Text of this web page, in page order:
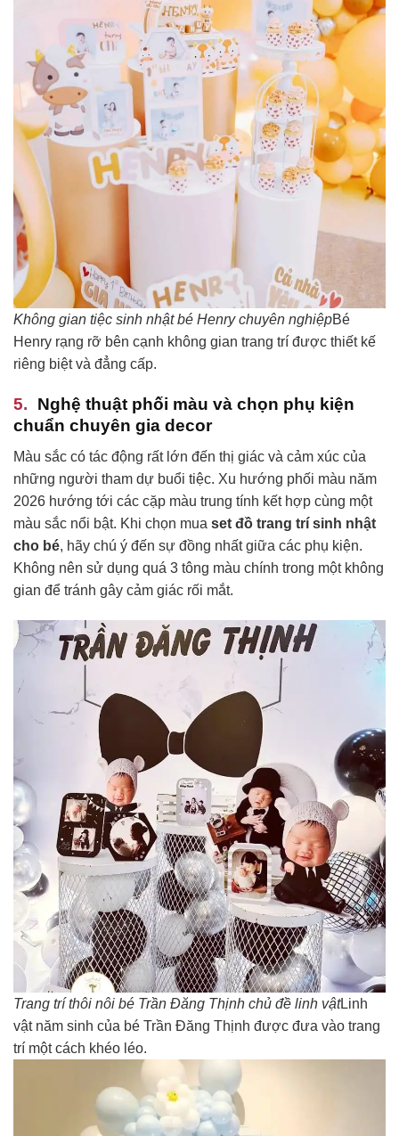
Không gian tiệc sinh nhật bé Henry chuyên nghiệpBé
Henry rạng rỡ bên cạnh không gian trang trí được thiết kế
riêng biệt và đẳng cấp.
Nghệ thuật phối màu và chọn phụ kiện
chuẩn chuyên gia decor
Màu sắc có tác động rất lớn đến thị giác và cảm xúc của
những người tham dự buổi tiệc. Xu hướng phối màu năm
2026 hướng tới các cặp màu trung tính kết hợp cùng một
màu sắc nổi bật. Khi chọn mua set đồ trang trí sinh nhật
cho bé, hãy chú ý đến sự đồng nhất giữa các phụ kiện.
Không nên sử dụng quá 3 tông màu chính trong một không
gian để tránh gây cảm giác rối mắt.
Trang trí thôi nôi bé Trần Đăng Thịnh chủ đề linh vậtLinh
vật năm sinh của bé Trần Đăng Thịnh được đưa vào trang
trí một cách khéo léo.